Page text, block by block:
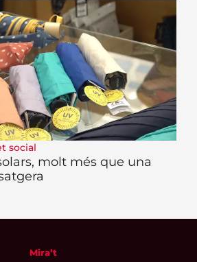
social
molt més que una
Mira’t